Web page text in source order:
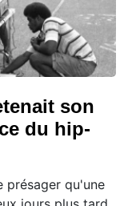
son
du hip-
présager qu'une